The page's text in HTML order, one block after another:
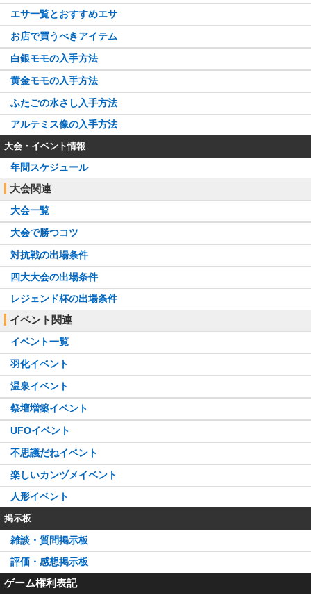
エサ一覧とおすすめエサ
お店で買うべきアイテム
白銀モモの入手方法
黄金モモの入手方法
ふたごの水さし入手方法
アルテミス像の入手方法
大会・イベント情報
年間スケジュール
大会関連
大会一覧
大会で勝つコツ
対抗戦の出場条件
四大大会の出場条件
レジェンド杯の出場条件
イベント関連
イベント一覧
羽化イベント
温泉イベント
祭壇増築イベント
UFOイベント
不思議だねイベント
楽しいカンヅメイベント
人形イベント
掲示板
雑談・質問掲示板
評価・感想掲示板
ゲーム権利表記